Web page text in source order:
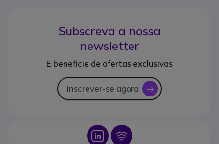
Subscreva a nossa
newsletter
E beneficie de ofertas exclusivas
Inscrever-se agora icon
Icon Icon